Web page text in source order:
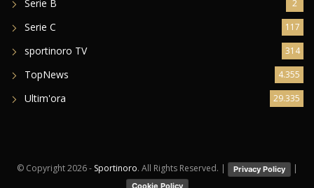
Serie B 2
Serie C 117
sportinoro TV 314
TopNews 4.355
Ultim'ora 29.335
© Copyright2026 - Sportinoro. All Rights Reserved. | Privacy Policy |
Cookie Policy